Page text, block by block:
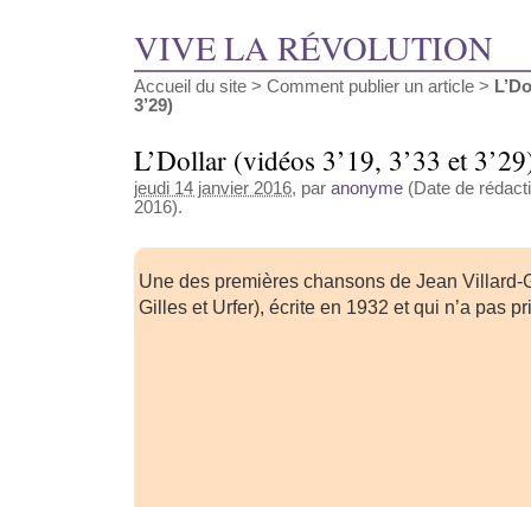
VIVE LA RÉVOLUTION
Accueil du site > Comment publier un article >
3’29)
L’Dollar (vidéos 3’19, 3’33 et
jeudi 14 janvier 2016, par anonyme (Date de
2016).
Une des premières chansons de Jean Villard-
Gilles et Urfer), écrite en 1932 et qui n’a pas